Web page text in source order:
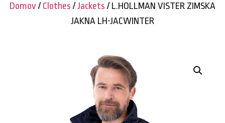
Domov/Clothes/Jackets/ L.HOLLMAN VISTER ZIMSKA
JAKNA LH-JACWINTER